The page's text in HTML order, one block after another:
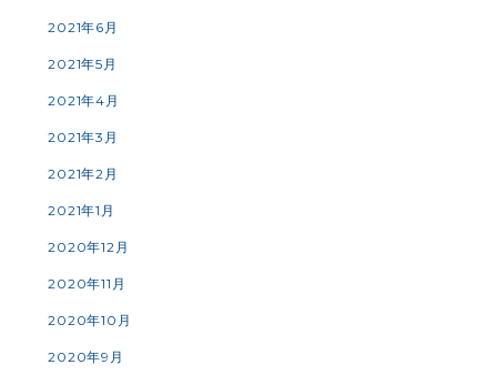
2021年6月
2021年5月
2021年4月
2021年3月
2021年2月
2021年1月
2020年12月
2020年11月
2020年10月
2020年9月